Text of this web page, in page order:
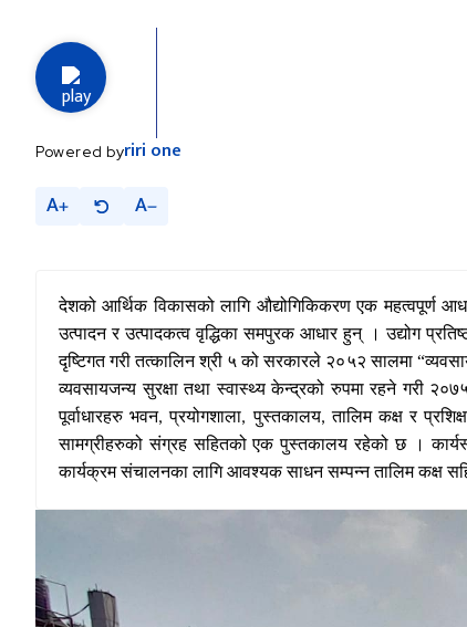
Powered byriri one
A A
देशको आर्थिक विकासको लागि औद्योगिकिकरण एक महत्वपूर्ण
उत्पादन र उत्पादकत्व वृद्धिका समपुरक आधार हुन् । उद्योग
दृष्टिगत गरी तत्कालिन श्री ५ को सरकारले २०५२ सालमा “
व्यवसायजन्य सुरक्षा तथा स्वास्थ्य केन्द्रको रुपमा रहने गरी
पूर्वाधारहरु भवन,प्रयोगशाला,पुस्तकालय,तालिम कक्ष र
सामग्रीहरुको संग्रह सहितको एक पुस्तकालय रहेको छ ।
कार्यक्रम संचालनका लागि आवश्यक साधन सम्पन्न तालिम कक्ष